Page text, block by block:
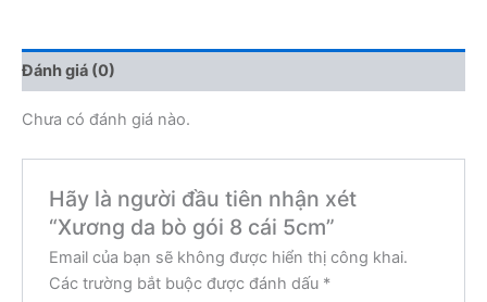
Đánh giá (0)
Chưa có đánh giá nào.
Hãy là người đầu tiên nhận xét
“Xương da bò gói 8 cái 5cm”
Email của bạn sẽ không được hiển thị công khai.
Các trường bắt buộc được đánh dấu *